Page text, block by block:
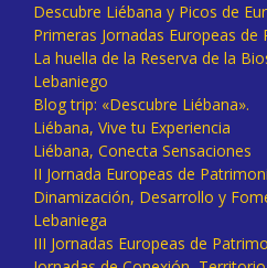
Descubre Liébana y Picos de
Primeras Jornadas Europeas
La huella de la Reserva de la
Lebaniego
Blog trip: «Descubre Liébana».
Liébana, Vive tu Experiencia
Liébana, Conecta Sensaciones
II Jornada Europeas de
Dinamización, Desarrollo y
Lebaniega
III Jornadas Europeas de